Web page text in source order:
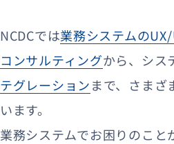
NCDCでは業務システムの
コンサルティングから、シス
テグレーションまで、さまざ
います。
業務システムでお困りのこと